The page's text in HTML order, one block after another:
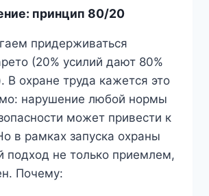
принцип 80/20
придерживаться
(20% усилий дают 80%
В охране труда кажется это
нарушение любой нормы
может привести к
в рамках запуска охраны
подход не только приемлем,
Почему: